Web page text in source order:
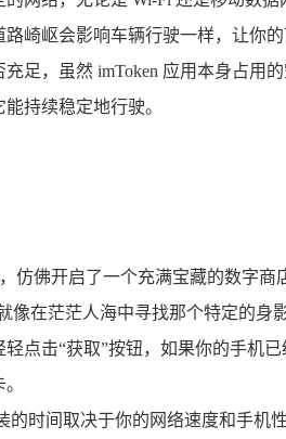
崎岖会影响车辆行驶一样，让你的
足，虽然 imToken 应用本身占
持续稳定地行驶。
仿佛开启了一个充满宝藏的数字商
像在茫茫人海中寻找那个特定的身影
轻点击“获取”按钮，如果你的手机
的时间取决于你的网络速度和手机